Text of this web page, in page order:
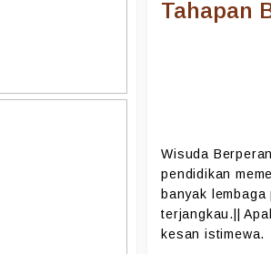
Tahapan
Wisuda
pendidikan
banyak
terjangkau.||
kesan istimewa.